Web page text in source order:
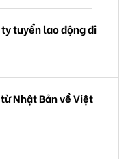
tuyển lao động đi
Nhật Bản về Việt